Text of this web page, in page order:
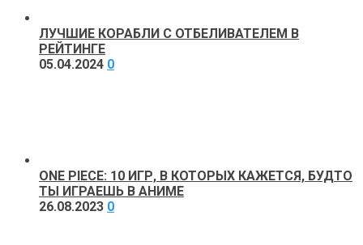
ЛУЧШИЕ КОРАБЛИ С ОТБЕЛИВАТЕЛЕМ В
РЕЙТИНГЕ
05.04.2024 0
ONE PIECE: 10 ИГР, В КОТОРЫХ КАЖЕТСЯ, БУДТО
ТЫ ИГРАЕШЬ В АНИМЕ
26.08.2023 0